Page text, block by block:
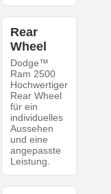
Rear
Wheel
Dodge™
Ram 2500
Hochwertiger
Rear Wheel
für ein
individuelles
Aussehen
und eine
angepasste
Leistung.